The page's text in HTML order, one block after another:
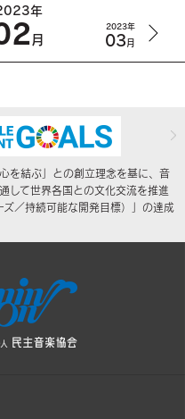
年
月
2023年
03月
を結ぶ」との創立理念を基に、音
して世界各国との文化交流を推進
ズ／持続可能な開発目標）」の達成